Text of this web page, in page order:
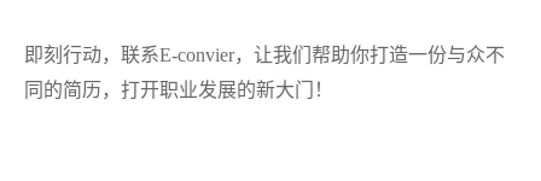
即刻行动，联系E-convier，让我们帮助你打造一份与众不
同的简历，打开职业发展的新大门！